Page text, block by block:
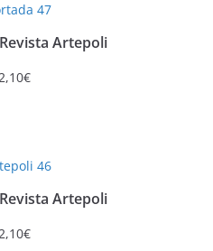
Artepoli
€
Artepoli
€